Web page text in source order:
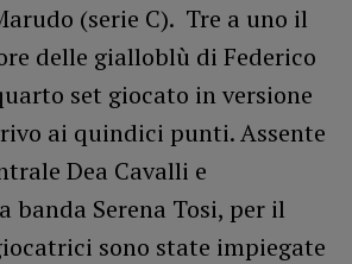
(serie C). Tre a uno il
delle gialloblù di Federico
set giocato in versione
ai quindici punti. Assente
Dea Cavalli e
banda Serena Tosi, per il
sono state impiegate